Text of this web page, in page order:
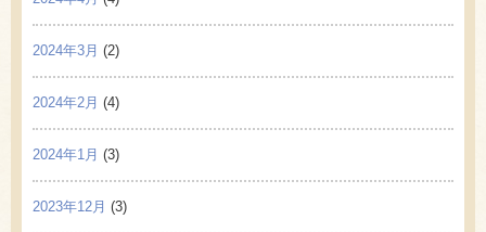
2024年3月 (2)
2024年2月 (4)
2024年1月 (3)
2023年12月 (3)